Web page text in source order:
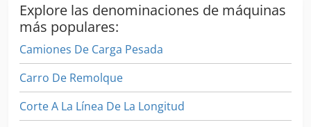
Explore las denominaciones de máquinas
más populares:
Camiones De Carga Pesada
Carro De Remolque
Corte A La Línea De La Longitud